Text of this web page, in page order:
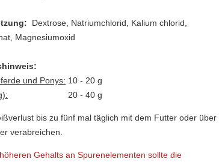
Dextrose, Natriumchlorid, Kalium chlorid,
Magnesiumoxid
und Ponys: 10 - 20 g
20 - 40 g
bis zu fünf mal täglich mit dem Futter oder über
verabreichen.
Gehalts an Spurenelementen sollte die